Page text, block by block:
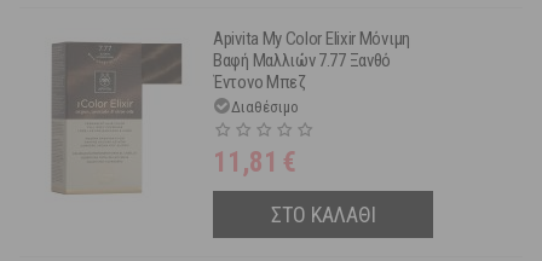
Apivita My Color Elixir Μόνιμη
Βαφή Μαλλιών 7.77 Ξανθό
Έντονο Μπεζ
Διαθέσιμο
11,81 €
ΣΤΟ ΚΑΛΑΘΙ